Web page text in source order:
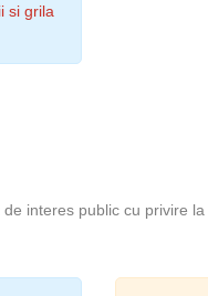
si grila
interes public cu privire la